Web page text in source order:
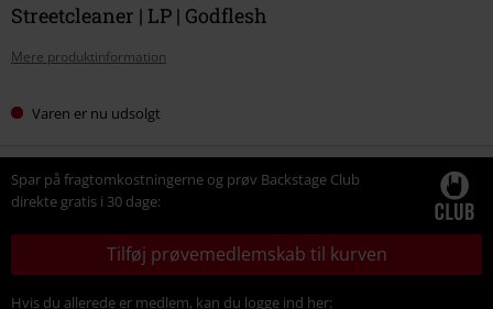
Streetcleaner | LP | Godflesh
Mere produktinformation
Varen er nu udsolgt
Spar på fragtomkostningerne og prøv Backstage Club
direkte gratis i 30 dage:
Tilføj prøvemedlemskab til kurven
Hvis du allerede er medlem, kan du logge ind her: